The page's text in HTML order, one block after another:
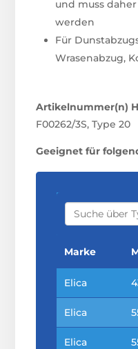
und muss
werden
Für
Wrasenabzug,
Artikelnummer(n)
F00262/3S, Type 20
Geeignet für
S
A
C
H
Marke
Elica
Elica
Elica